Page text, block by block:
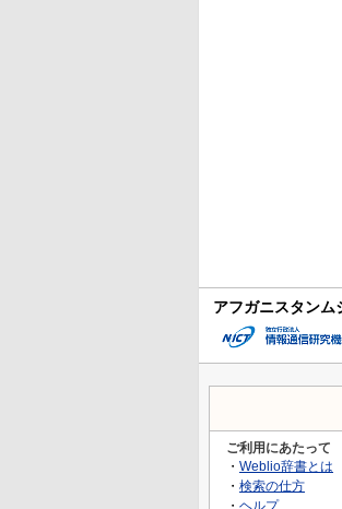
アフガニスタンム
ご利用にあたって
・ Weblio辞書とは
・ 検索の仕方
・ ヘルプ